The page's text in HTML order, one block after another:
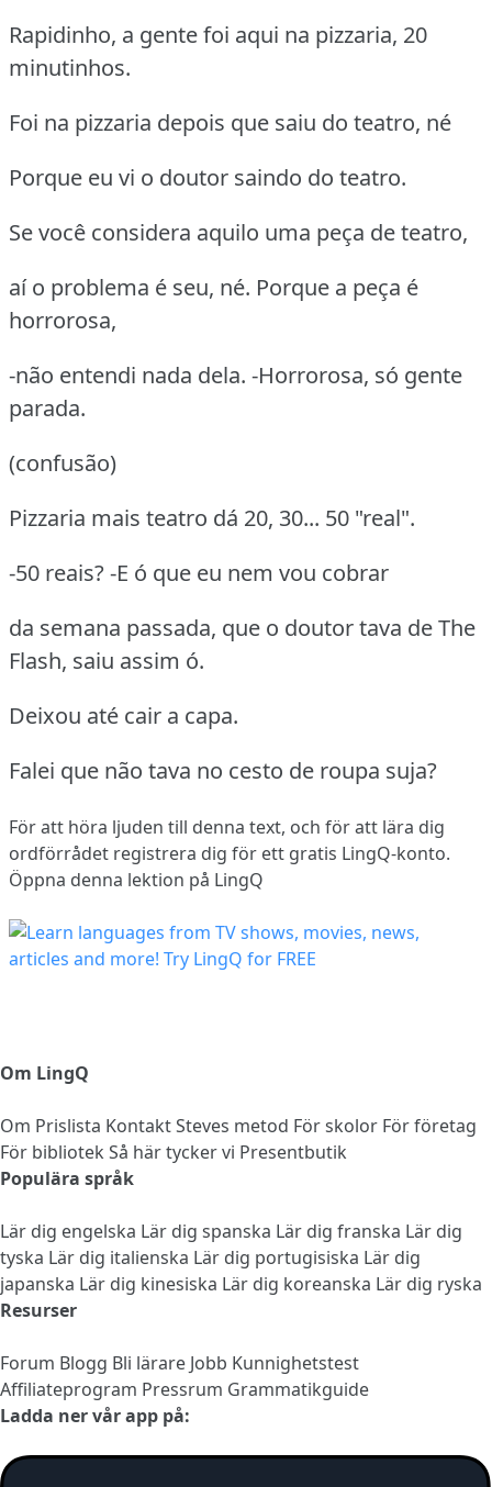
Rapidinho, a gente foi aqui na pizzaria, 20
minutinhos.
Foi na pizzaria depois que saiu do teatro, né
Porque eu vi o doutor saindo do teatro.
Se você considera aquilo uma peça de teatro,
aí o problema é seu, né. Porque a peça é
horrorosa,
-não entendi nada dela. -Horrorosa, só gente
parada.
(confusão)
Pizzaria mais teatro dá 20, 30... 50 "real".
-50 reais? -E ó que eu nem vou cobrar
da semana passada, que o doutor tava de The
Flash, saiu assim ó.
Deixou até cair a capa.
Falei que não tava no cesto de roupa suja?
För att höra ljuden till denna text, och för att lära dig
ordförrådet registrera dig för ett gratis LingQ-konto.
Öppna denna lektion på LingQ
Om LingQ
Om Prislista KontaktSteves metod För skolor För företag
För bibliotek Så här tycker vi Presentbutik
Populära språk
Lär dig engelska Lär dig spanska Lär dig franska Lär dig
tyska Lär dig italienska Lär dig portugisiska Lär dig
japanska Lär dig kinesiska Lär dig koreanska Lär dig ryska
Resurser
Forum Blogg Bli lärare Jobb Kunnighetstest
Affiliateprogram Pressrum Grammatikguide
Ladda ner vår app på: